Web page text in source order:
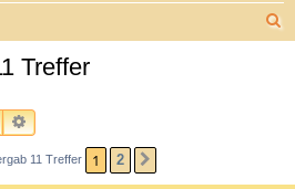
Treffer
ERWEITERTE SUCHE
11 Treffer 1 2